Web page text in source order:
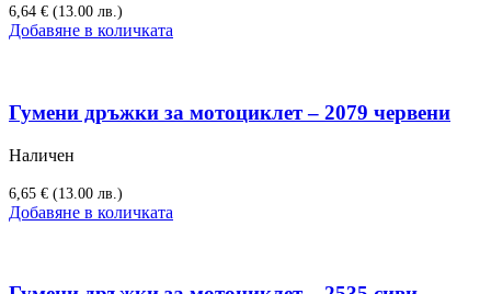
6,64 € (13.00 лв.)
Добавяне в количката
Гумени дръжки за мотоциклет – 2079 червени
Наличен
6,65 € (13.00 лв.)
Добавяне в количката